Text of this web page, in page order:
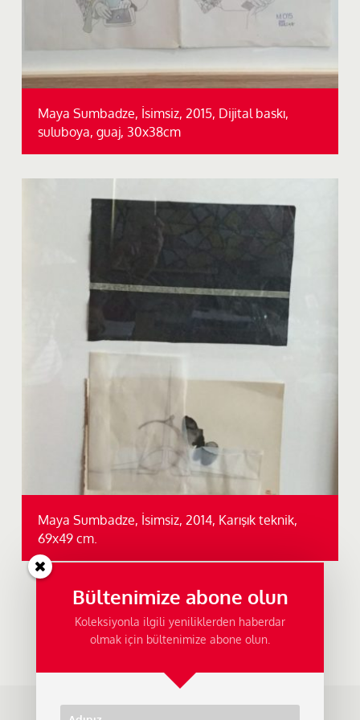
Maya Sumbadze, İsimsiz, 2015, Dijital baskı,
suluboya, guaj, 30x38cm
Maya Sumbadze, İsimsiz, 2014, Karışık teknik,
69x49 cm.
Bültenimize abone olun
Koleksiyonla ilgili yeniliklerden haberdar
olmak için bültenimize abone olun.